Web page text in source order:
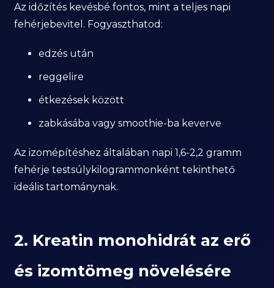
Az időzítés kevésbé fontos, mint a teljes napi
fehérjebevitel. Fogyaszthatod:
edzés után
reggelire
étkezések között
zabkásába vagy smoothie-ba keverve
Az izomépítéshez általában napi 1,6-2,2 gramm
fehérje testsúlykilogrammonként tekinthető
ideális tartománynak.
2. Kreatin monohidrát az erő
és izomtömeg növelésére